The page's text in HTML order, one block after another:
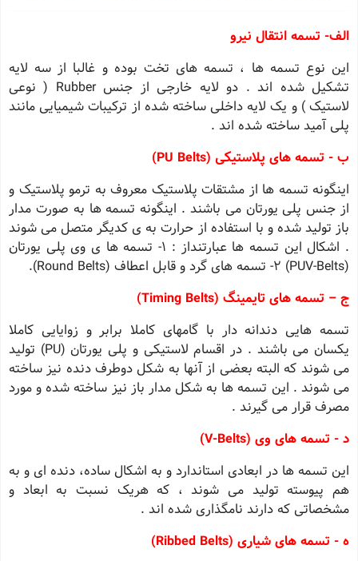
الف- تسمه انتقال نیرو
این نوع تسمه ها ، تسمه های تخت بوده و غالبا از سه لایه
تشکیل شده اند . دو لایه خارجی از جنس Rubber ( نوعی
لاستیک ) و یک لایه داخلی ساخته شده از ترکیبات شیمیایی مانند
پلی آمید ساخته شده اند .
ب - تسمه های پلاستیکی (PU Belts)
اینگونه تسمه ها از مشتقات پلاستیک معروف به ترمو پلاستیک و
از جنس پلی یورتان می باشند . اینگونه تسمه ها به صورت مدار
باز تولید شده و با استفاده از حرارت به ی کدیگر متصل می شوند
. اشکال این تسمه ها عبارتنداز : 1- تسمه ها ی وی پلی یورتان
(PUV-Belts) 2- تسمه های گرد و قابل اعطاف (Round Belts).
ج – تسمه های تایمینگ (Timing Belts)
تسمه هایی دندانه دار با گامهای کاملا برابر و زوایایی کاملا
یکسان می باشند . در اقسام لاستیکی و پلی یورتان (PU) تولید
می شوند که البته بعضی از آنها به شکل دوطرف دنده نیز ساخته
می شوند . این تسمه ها به شکل مدار باز نیز ساخته شده و مورد
مصرف قرار می گیرند .
د - تسمه های وی (V-Belts)
این تسمه ها در ابعادی استاندارد و به اشکال ساده، دنده ای و به
هم پیوسته تولید می شوند ، که هریک نسبت به ابعاد و
مشخصاتی که دارند نامگذاری شده اند .
ه - تسمه های شیاری (Ribbed Belts)